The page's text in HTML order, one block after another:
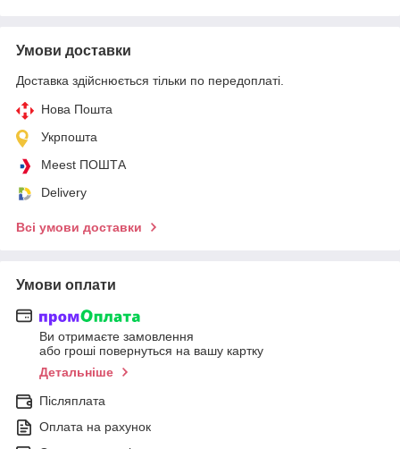
Умови доставки
Доставка здійснюється тільки по передоплаті.
Нова Пошта
Укрпошта
Meest ПОШТА
Delivery
Всі умови доставки
Умови оплати
Ви отримаєте замовлення
або гроші повернуться на вашу картку
Детальніше
Післяплата
Оплата на рахунок